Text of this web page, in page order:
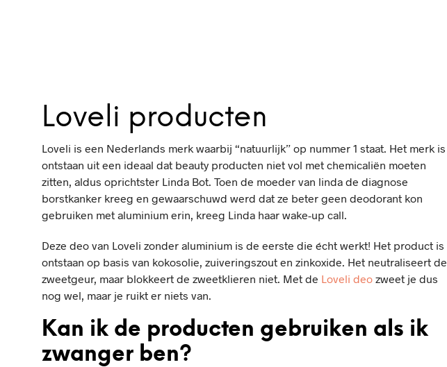
Loveli producten
Loveli is een Nederlands merk waarbij “natuurlijk” op nummer 1 staat. Het merk is
ontstaan uit een ideaal dat beauty producten niet vol met chemicaliën moeten
zitten, aldus oprichtster Linda Bot. Toen de moeder van linda de diagnose
borstkanker kreeg en gewaarschuwd werd dat ze beter geen deodorant kon
gebruiken met aluminium erin, kreeg Linda haar wake-up call.
Deze deo van Loveli zonder aluminium is de eerste die écht werkt! Het product is
ontstaan op basis van kokosolie, zuiveringszout en zinkoxide. Het neutraliseert de
zweetgeur, maar blokkeert de zweetklieren niet. Met de Loveli deo zweet je dus
nog wel, maar je ruikt er niets van.
Kan ik de producten gebruiken als ik
zwanger ben?